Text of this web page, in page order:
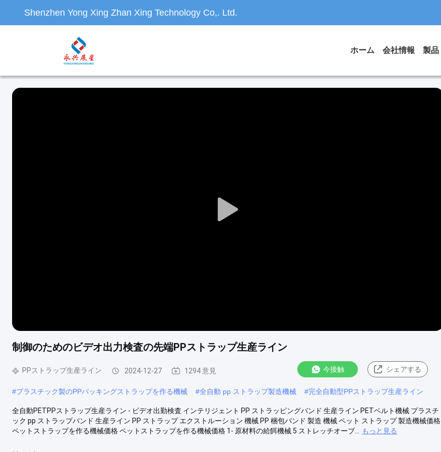
Shenzhen Yong Xing Zhan Xing Technology Co,. Ltd.
ホーム 会社情報 製品
Play
制御のためのビデオ出力検査の先端PPストラップ生産ライン
PPストラップ生産ライン 2024-12-27 1294 意見 今接触 シェアする
#プラスチック製のPPパッキングストラップを作る機械 #全自動 pp ストラップ製造機械 #完全自動型PPストラップ生産ライン
全自動PETPPストラップ生産ライン - ビデオ出勤検査 インテリジェント PP ストラッピングバンド 生産ライン PETベルト機械 プラスチ
ック pp ストラップバンド 生産ライン PP ストラップ エクストルーション 機械 PP 梱包バンド 製造 機械 ペット ストラップ 製造機械価格
ペットストラップを作る機械価格 ペットストラップを作る機械価格 1- 原材料の給餌機械 5 ストレッチオーブ...
もっと見る